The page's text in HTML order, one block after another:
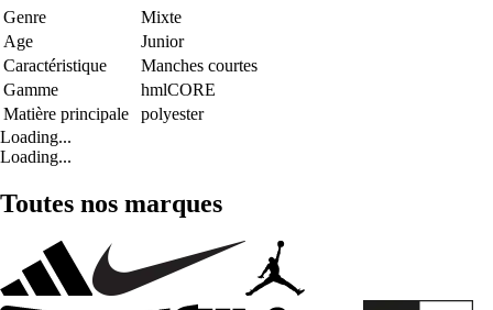
Genre
Mixte
Age
Junior
Caractéristique
Manches courtes
Gamme
hmlCORE
Matière principale
polyester
Loading...
Loading...
Toutes nos marques